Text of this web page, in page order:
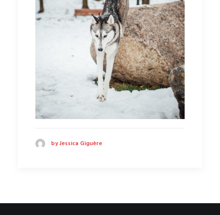
by Jessica Giguère